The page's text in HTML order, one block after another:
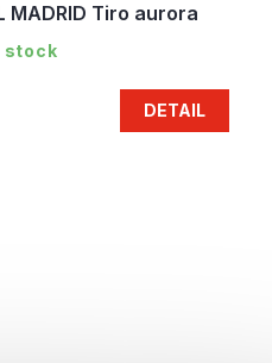
MADRID Tiro aurora
stock
DETAIL